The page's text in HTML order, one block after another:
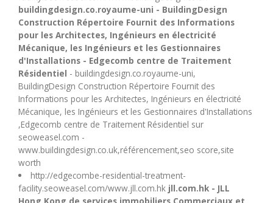
buildingdesign.co.royaume-uni - BuildingDesign
Construction Répertoire Fournit des Informations
pour les Architectes, Ingénieurs en électricité
Mécanique, les Ingénieurs et les Gestionnaires
d'Installations - Edgecomb centre de Traitement
Résidentiel - buildingdesign.co.royaume-uni,
BuildingDesign Construction Répertoire Fournit des
Informations pour les Architectes, Ingénieurs en électricité
Mécanique, les Ingénieurs et les Gestionnaires d'Installations
,Edgecomb centre de Traitement Résidentiel sur
seoweasel.com -
www.buildingdesign.co.uk,référencement,seo score,site
worth
http://edgecombe-residential-treatment-
facility.seoweasel.com/www.jll.com.hk jll.com.hk - JLL